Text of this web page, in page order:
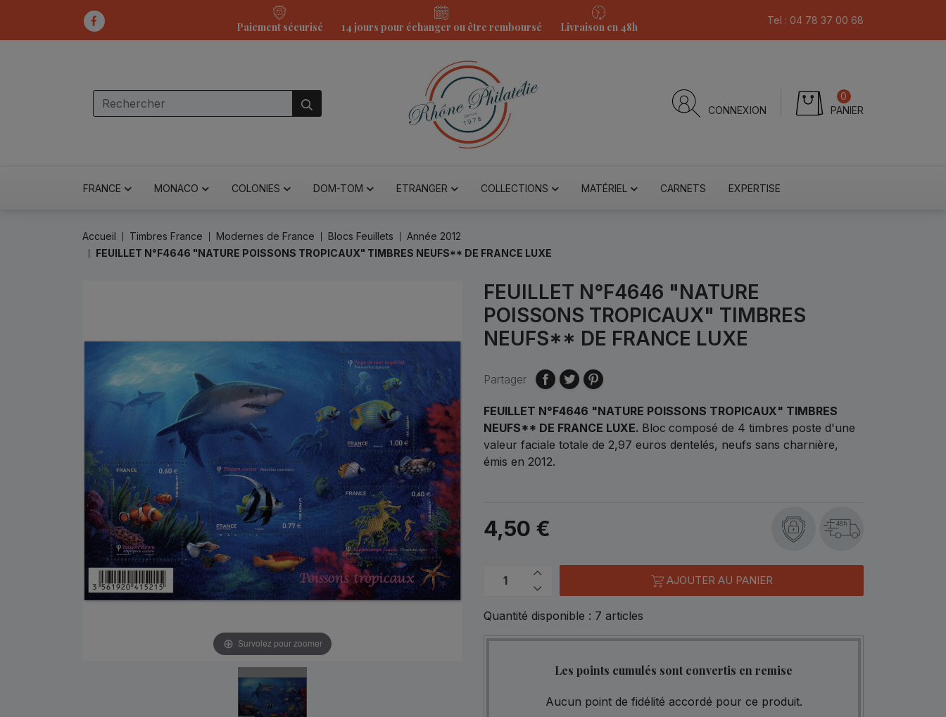
Paiement sécurisé 14 jours pour échanger ou être remboursé Livraison en 48h
Tel : 04 78 37 00 68
CONNEXION PANIER
0
FRANCE MONACO COLONIES DOM-TOM ETRANGER COLLECTIONS MATÉRIEL CARNETS EXPERTISE
Accueil Timbres France Modernes de France Blocs Feuillets
Année 2012
FEUILLET N°F4646 "NATURE POISSONS TROPICAUX" TIMBRES NEUFS** DE FRANCE LUXE
Survolez pour zoomer
FEUILLET N°F4646 "NATURE
POISSONS TROPICAUX" TIMBRES
NEUFS** DE FRANCE LUXE
Partager
FEUILLET N°F4646 "NATURE POISSONS TROPICAUX" TIMBRES
NEUFS** DE FRANCE LUXE. Bloc composé de 4 timbres poste d'une
valeur faciale totale de 2,97 euros dentelés, neufs sans charnière,
émis en 2012.
4,50 € 48h
AJOUTER AU PANIER
Quantité disponible : 7 articles
Les points cumulés sont convertis en remise
Aucun point de fidélité accordé pour ce produit.